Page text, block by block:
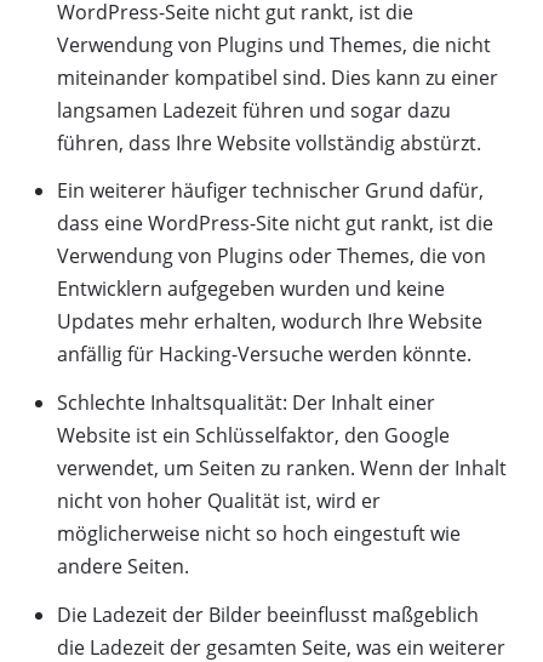
WordPress-Seite nicht gut rankt, ist die
Verwendung von Plugins und Themes, die nicht
miteinander kompatibel sind. Dies kann zu einer
langsamen Ladezeit führen und sogar dazu
führen, dass Ihre Website vollständig abstürzt.
Ein weiterer häufiger technischer Grund dafür,
dass eine WordPress-Site nicht gut rankt, ist die
Verwendung von Plugins oder Themes, die von
Entwicklern aufgegeben wurden und keine
Updates mehr erhalten, wodurch Ihre Website
anfällig für Hacking-Versuche werden könnte.
Schlechte Inhaltsqualität: Der Inhalt einer
Website ist ein Schlüsselfaktor, den Google
verwendet, um Seiten zu ranken. Wenn der Inhalt
nicht von hoher Qualität ist, wird er
möglicherweise nicht so hoch eingestuft wie
andere Seiten.
Die Ladezeit der Bilder beeinflusst maßgeblich
die Ladezeit der gesamten Seite, was ein weiterer